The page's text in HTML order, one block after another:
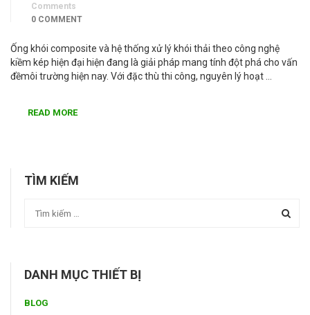
Comments
0 COMMENT
Ống khói composite và hệ thống xử lý khói thải theo công nghệ
kiềm kép hiện đại hiện đang là giải pháp mang tính đột phá cho vấn
đềmôi trường hiện nay. Với đặc thù thi công, nguyên lý hoạt …
READ MORE
TÌM KIẾM
DANH MỤC THIẾT BỊ
BLOG